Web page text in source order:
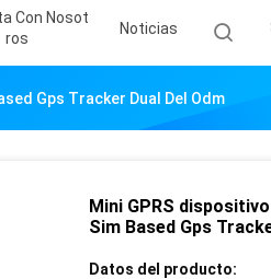
Con Nosot
Ros
Noticias
Gps Tracker Dual Del Odm
Mini GPRS
Sim Based Gps
Datos del producto: